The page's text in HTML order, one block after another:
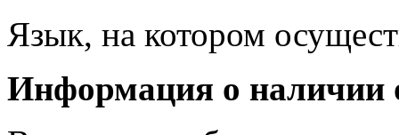
Язык, на котором
Информация о наличии